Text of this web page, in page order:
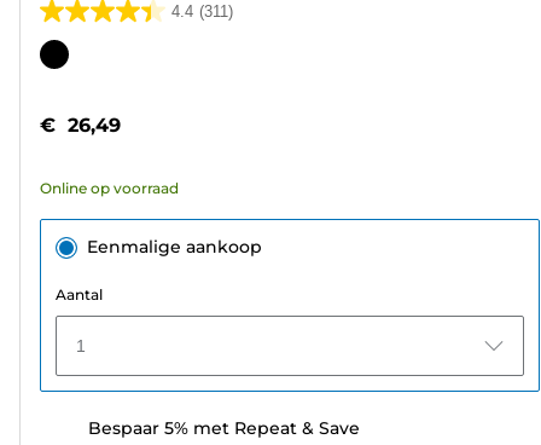
4.4 (311)
4.4
van
sterren.
beoordelingen
Kleurencartridge
€ 26,49
Online op voorraad
Eenmalige aankoop
Aantal
1
Bespaar 5% met Repeat & Save